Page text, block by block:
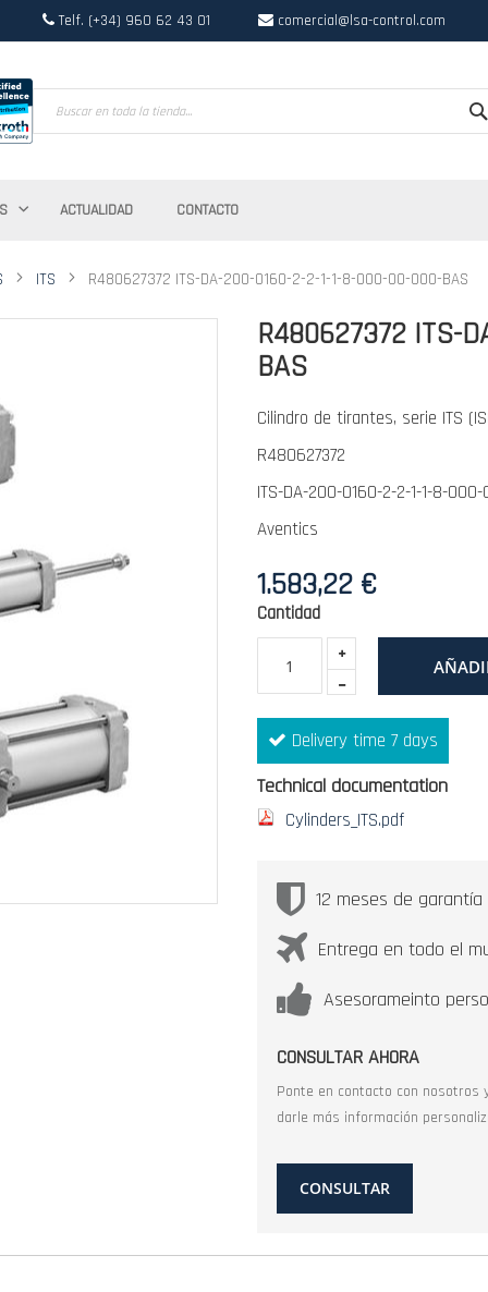
Telf. (+34) 960 62 43 01 comercial@lsa-control.com
ACTUALIDAD CONTACTO
ITS R480627372 ITS-DA-200-0160-2-2-1-1-8-000-00-000-BAS
R480627372 ITS-
BAS
Cilindro de tirantes, serie ITS
R480627372
ITS-DA-200-0160-2-2-1-1-8-
Aventics
1.583,22 €
Cantidad
Delivery time 7 days
Technical documentation
Cylinders_ITS.pdf
12 meses de garantía
Entrega en todo el
Asesorameinto
CONSULTAR AHORA
Ponte en contacto con nosotros
darle más información
CONSULTAR